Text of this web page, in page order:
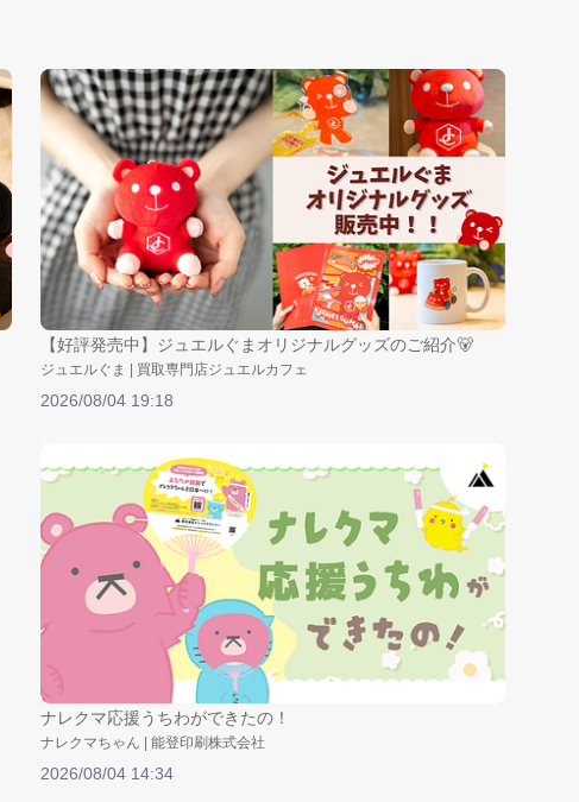
【好評発売中】ジュエルぐまオリジナルグッズのご紹介🐻
ジュエルぐま | 買取専門店ジュエルカフェ
2026/08/04 19:18
ナレクマ応援うちわができたの！
ナレクマちゃん | 能登印刷株式会社
2026/08/04 14:34